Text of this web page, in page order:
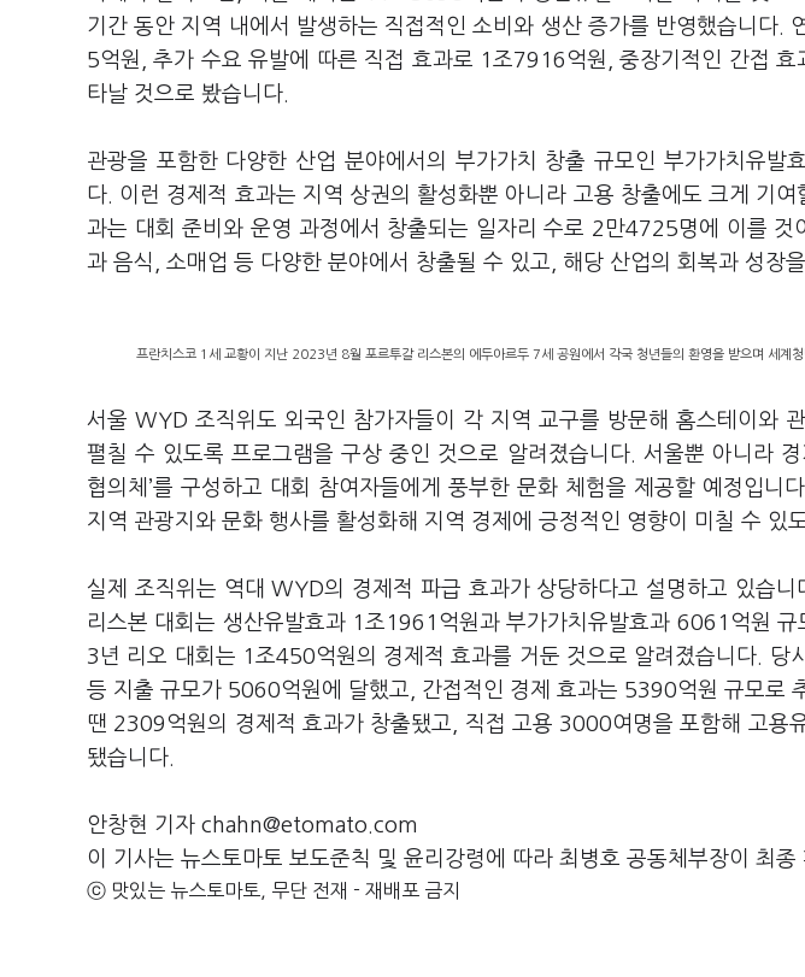
기간 동안 지역 내에서 발생하는 직접적인 소비와 생산 증가를 반영했습니다.
5억원, 추가 수요 유발에 따른 직접 효과로 1조7916억원, 중장기적인 간접
타날 것으로 봤습니다.
관광을 포함한 다양한 산업 분야에서의 부가가치 창출 규모인 부가가치유발
다. 이런 경제적 효과는 지역 상권의 활성화뿐 아니라 고용 창출에도 크게 기
과는 대회 준비와 운영 과정에서 창출되는 일자리 수로 2만4725명에 이를 것
과 음식, 소매업 등 다양한 분야에서 창출될 수 있고, 해당 산업의 회복과 성장
프란치스코 1세 교황이 지난 2023년 8월 포르투갈 리스본의 에두아르두 7세 공원에서 각국 청년들의 환영을 받으며 세계
서울 WYD 조직위도 외국인 참가자들이 각 지역 교구를 방문해 홈스테이와
펼칠 수 있도록 프로그램을 구상 중인 것으로 알려졌습니다. 서울뿐 아니라 경
협의체’를 구성하고 대회 참여자들에게 풍부한 문화 체험을 제공할 예정입니
지역 관광지와 문화 행사를 활성화해 지역 경제에 긍정적인 영향이 미칠 수 있
실제 조직위는 역대 WYD의 경제적 파급 효과가 상당하다고 설명하고 있습
리스본 대회는 생산유발효과 1조1961억원과 부가가치유발효과 6061억원 규
3년 리오 대회는 1조450억원의 경제적 효과를 거둔 것으로 알려졌습니다. 당
등 지출 규모가 5060억원에 달했고, 간접적인 경제 효과는 5390억원 규모로
땐 2309억원의 경제적 효과가 창출됐고, 직접 고용 3000여명을 포함해 고용
됐습니다.
안창현 기자 chahn@etomato.com
이 기사는 뉴스토마토 보도준칙 및 윤리강령에 따라 최병호 공동체부장이 최종
ⓒ 맛있는 뉴스토마토, 무단 전재 - 재배포 금지